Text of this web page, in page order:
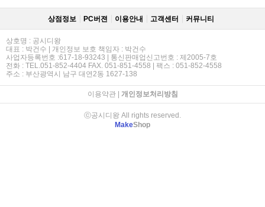
상점정보 PC버젼 이용안내 고객센터 커뮤니티
상호명 : 공시디왕
대표 : 박건수 | 개인정보 보호 책임자 : 박건수
사업자등록번호 :617-18-93243 | 통신판매업신고번호 : 제2005-7호
전화 : TEL.051-852-4404 FAX. 051-851-4558 | 팩스 : 051-852-4558
주소 : 부산광역시 남구 대연2동 1627-138
이용약관| 개인정보처리방침
ⓒ공시디왕 All rights reserved.
MakeShop